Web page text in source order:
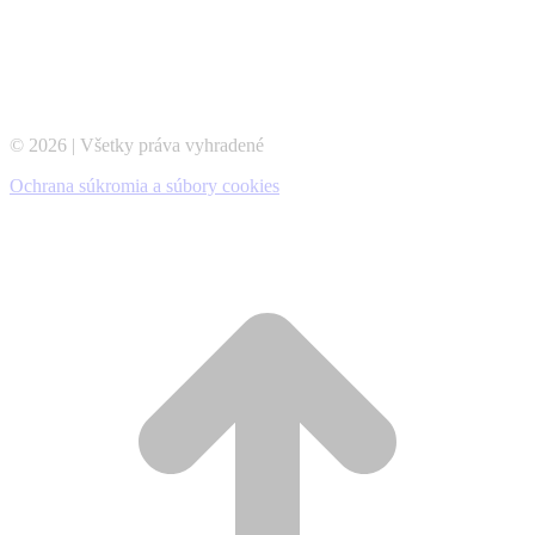
© 2026 | Všetky práva vyhradené
Ochrana súkromia a súbory cookies